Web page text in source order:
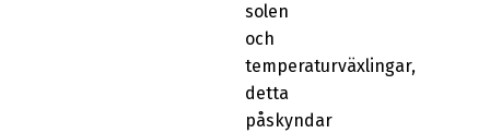
solen
och
temperaturväxlingar,
detta
påskyndar